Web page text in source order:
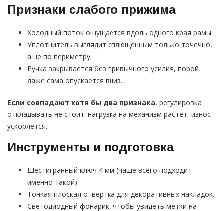
Признаки слабого прижима
Холодный поток ощущается вдоль одного края рамы.
Уплотнитель выглядит сплющенным только точечно,
а не по периметру.
Ручка закрывается без привычного усилия, порой
даже сама опускается вниз.
Если совпадают хотя бы два признака, регулировка
откладывать не стоит: нагрузка на механизм растёт, износ
ускоряется.
Инструменты и подготовка
Шестигранный ключ 4 мм (чаще всего подходит
именно такой).
Тонкая плоская отвёртка для декоративных накладок.
Светодиодный фонарик, чтобы увидеть метки на